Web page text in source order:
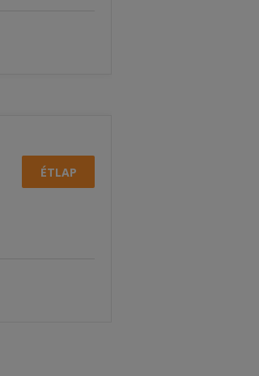
ÉTLAP